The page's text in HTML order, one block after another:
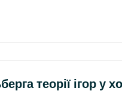
теорії ігор у